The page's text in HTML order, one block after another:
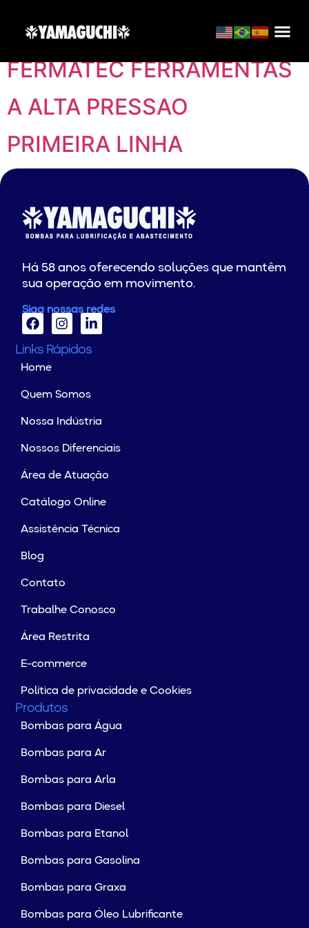
Localização: Brasília
FERMATEC FERRAMENTAS
A ALTA PRESSAO
PRIMEIRA LINHA
Há 58 anos oferecendo soluções que mantêm
sua operação em movimento.
Siga nossas redes
Links Rápidos
Home
Quem Somos
Nossa Indústria
Nossos Diferenciais
Área de Atuação
Catálogo Online
Assistência Técnica
Blog
Contato
Trabalhe Conosco
Área Restrita
E-commerce
Política de privacidade e Cookies
Produtos
Bombas para Água
Bombas para Ar
Bombas para Arla
Bombas para Diesel
Bombas para Etanol
Bombas para Gasolina
Bombas para Graxa
Bombas para Óleo Lubrificante